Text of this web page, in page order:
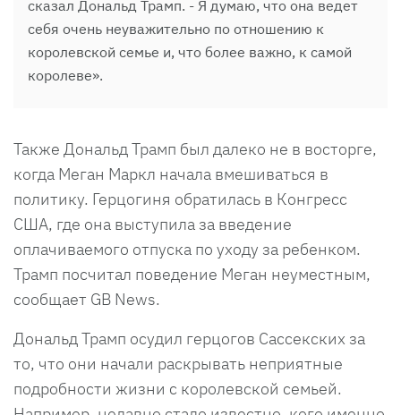
сказал Дональд Трамп. - Я думаю, что она ведет
себя очень неуважительно по отношению к
королевской семье и, что более важно, к самой
королеве».
Также Дональд Трамп был далеко не в восторге,
когда Меган Маркл начала вмешиваться в
политику. Герцогиня обратилась в Конгресс
США, где она выступила за введение
оплачиваемого отпуска по уходу за ребенком.
Трамп посчитал поведение Меган неуместным,
сообщает GB News.
Дональд Трамп осудил герцогов Сассекских за
то, что они начали раскрывать неприятные
подробности жизни с королевской семьей.